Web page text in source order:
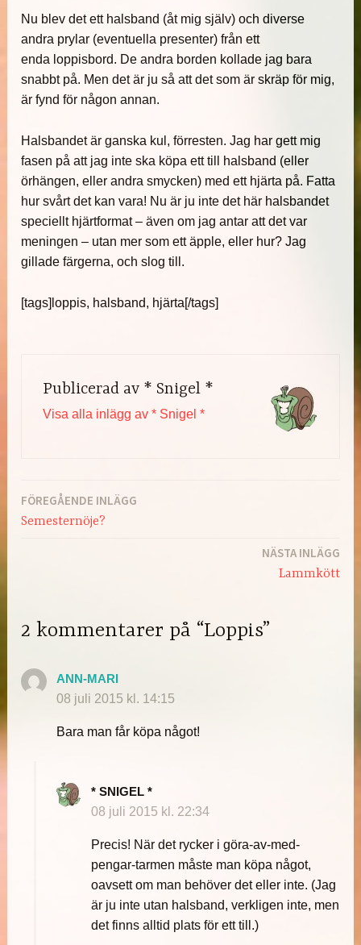
Nu blev det ett halsband (åt mig själv) och diverse
andra prylar (eventuella presenter) från ett
enda loppisbord. De andra borden kollade jag bara
snabbt på. Men det är ju så att det som är skräp för mig,
är fynd för någon annan.
Halsbandet är ganska kul, förresten. Jag har gett mig
fasen på att jag inte ska köpa ett till halsband (eller
örhängen, eller andra smycken) med ett hjärta på. Fatta
hur svårt det kan vara! Nu är ju inte det här halsbandet
speciellt hjärtformat – även om jag antar att det var
meningen – utan mer som ett äpple, eller hur? Jag
gillade färgerna, och slog till.
[tags]loppis, halsband, hjärta[/tags]
Publicerad av * Snigel *
Visa alla inlägg av * Snigel *
Inläggsnavigering
FÖREGÅENDE INLÄGG
Semesternöje?
NÄSTA INLÄGG
Lammkött
2 kommentarer på “Loppis”
ANN-MARI
08 juli 2015 kl. 14:15
Bara man får köpa något!
* SNIGEL *
08 juli 2015 kl. 22:34
Precis! När det rycker i göra-av-med-
pengar-tarmen måste man köpa något,
oavsett om man behöver det eller inte. (Jag
är ju inte utan halsband, verkligen inte, men
det finns alltid plats för ett till.)